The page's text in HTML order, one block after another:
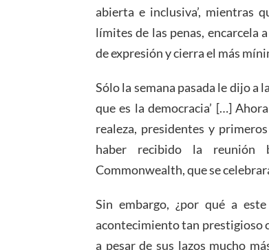
abierta e inclusiva’, mientras
límites de las penas, encarcela
de expresión y cierra el más
Sólo la semana pasada le dijo a la
que es la democracia’ […]
realeza, presidentes y
haber recibido la
Commonwealth, que se
Sin embargo, ¿por qué a
acontecimiento tan prestigioso
a pesar de sus lazos mucho